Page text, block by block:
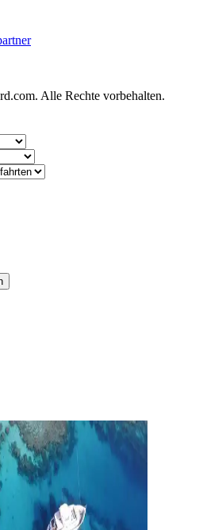
Alle Rechte vorbehalten.